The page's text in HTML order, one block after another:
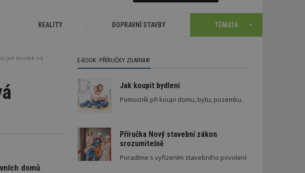
REALITY DOPRAVNÍ STAVBY TÉMATA
jen kousek od
domů
E-BOOK: PŘÍRUČKY ZDARMA!
Jak koupit bydlení
Pomocník při koupi domu, bytu, pozemku.
Příručka Nový stavební zákon
srozumitelně
Poradíme s vyřízením stavebního povolení